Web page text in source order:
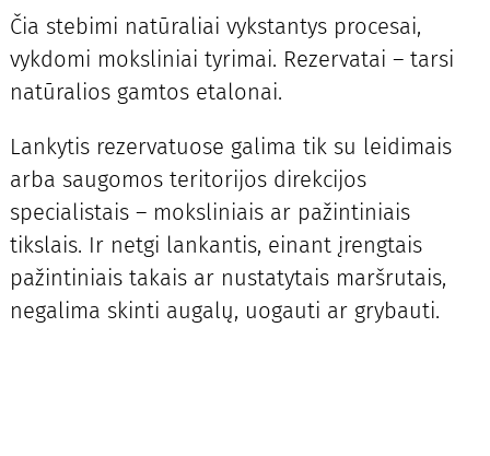
Čia stebimi natūraliai vykstantys procesai,
vykdomi moksliniai tyrimai. Rezervatai – tarsi
natūralios gamtos etalonai.
Lankytis rezervatuose galima tik su leidimais
arba saugomos teritorijos direkcijos
specialistais – moksliniais ar pažintiniais
tikslais. Ir netgi lankantis, einant įrengtais
pažintiniais takais ar nustatytais maršrutais,
negalima skinti augalų, uogauti ar grybauti.